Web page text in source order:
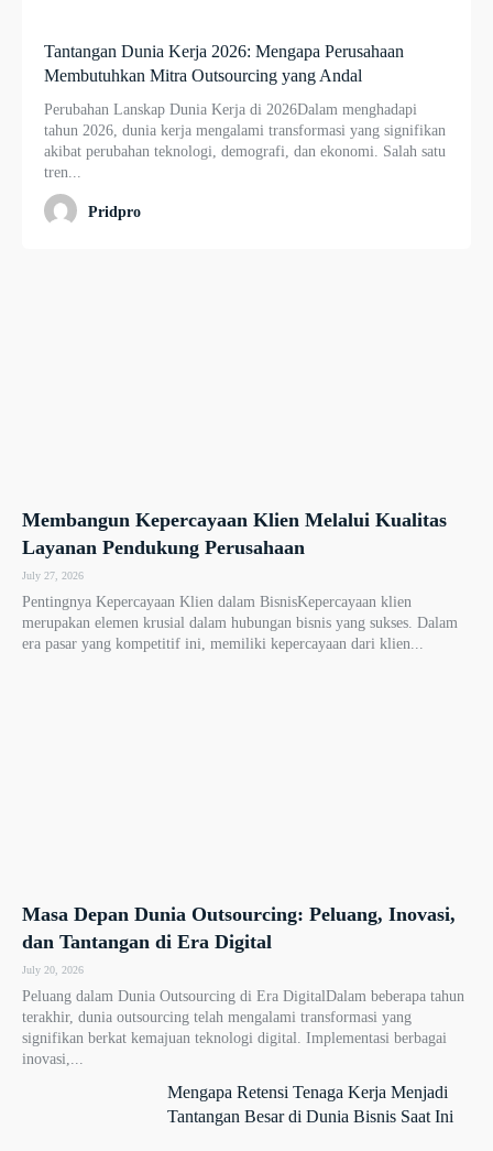
Tantangan Dunia Kerja 2026: Mengapa Perusahaan
Membutuhkan Mitra Outsourcing yang Andal
Perubahan Lanskap Dunia Kerja di 2026Dalam menghadapi
tahun 2026, dunia kerja mengalami transformasi yang signifikan
akibat perubahan teknologi, demografi, dan ekonomi. Salah satu
tren...
Pridpro
Membangun Kepercayaan Klien Melalui Kualitas
Layanan Pendukung Perusahaan
July 27, 2026
Pentingnya Kepercayaan Klien dalam BisnisKepercayaan klien
merupakan elemen krusial dalam hubungan bisnis yang sukses. Dalam
era pasar yang kompetitif ini, memiliki kepercayaan dari klien...
Masa Depan Dunia Outsourcing: Peluang, Inovasi,
dan Tantangan di Era Digital
July 20, 2026
Peluang dalam Dunia Outsourcing di Era DigitalDalam beberapa tahun
terakhir, dunia outsourcing telah mengalami transformasi yang
signifikan berkat kemajuan teknologi digital. Implementasi berbagai
inovasi,...
Mengapa Retensi Tenaga Kerja Menjadi
Tantangan Besar di Dunia Bisnis Saat Ini